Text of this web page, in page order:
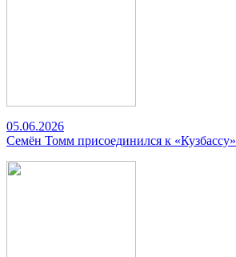
05.06.2026
Семён Томм присоединился к «Кузбассу»